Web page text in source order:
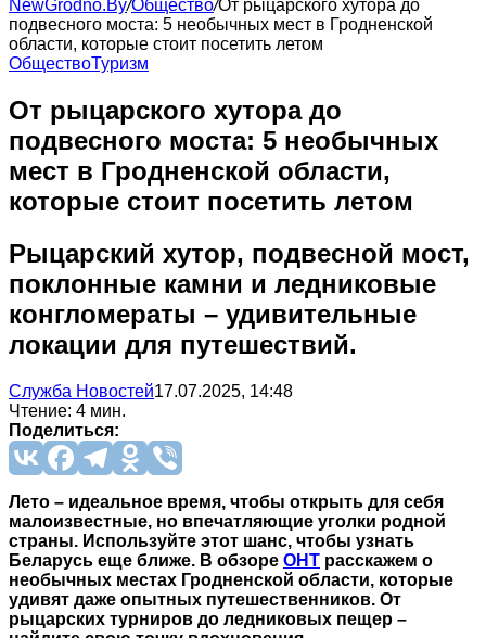
NewGrodno.By/Общество/От рыцарского хутора до
подвесного моста: 5 необычных мест в Гродненской
области, которые стоит посетить летом
ОбществоТуризм
От рыцарского хутора до
подвесного моста: 5 необычных
мест в Гродненской области,
которые стоит посетить летом
Рыцарский хутор, подвесной мост,
поклонные камни и ледниковые
конгломераты – удивительные
локации для путешествий.
Служба Новостей17.07.2025, 14:48
Чтение: 4 мин.
Поделиться:
Лето – идеальное время, чтобы открыть для себя
малоизвестные, но впечатляющие уголки родной
страны. Используйте этот шанс, чтобы узнать
Беларусь еще ближе. В обзоре ОНТ расскажем о
необычных местах Гродненской области, которые
удивят даже опытных путешественников. От
рыцарских турниров до ледниковых пещер –